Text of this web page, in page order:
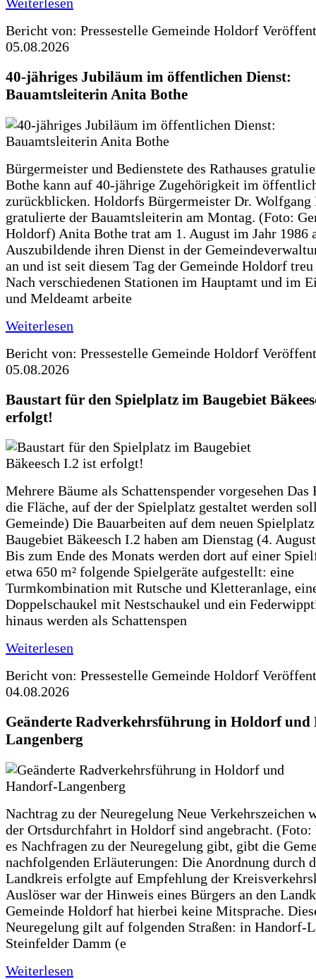
Bericht von: Pressestelle Gemeinde Holdorf
05.08.2026
40-jähriges Jubiläum im öffentlichen Dienst:
Bauamtsleiterin Anita Bothe
Bürgermeister und Bedienstete des Rathauses
Bothe kann auf 40-jährige Zugehörigkeit im
zurückblicken. Holdorfs Bürgermeister Dr. Wolfgang
gratulierte der Bauamtsleiterin am Montag. (Foto:
Holdorf) Anita Bothe trat am 1. August im Jahr 1986
Auszubildende ihren Dienst in der
an und ist seit diesem Tag der Gemeinde Holdorf
Nach verschiedenen Stationen im Hauptamt und im
und Meldeamt arbeite
Weiterlesen
Bericht von: Pressestelle Gemeinde Holdorf
05.08.2026
Baustart für den Spielplatz im Baugebiet
erfolgt!
Mehrere Bäume als Schattenspender vorgesehen Das
die Fläche, auf der der Spielplatz gestaltet werden
Gemeinde) Die Bauarbeiten auf dem neuen
Baugebiet Bäkeesch I.2 haben am Dienstag (4.
Bis zum Ende des Monats werden dort auf einer
etwa 650 m² folgende Spielgeräte aufgestellt: eine
Turmkombination mit Rutsche und Kletteranlage,
Doppelschaukel mit Nestschaukel und ein
hinaus werden als Schattenspen
Weiterlesen
Bericht von: Pressestelle Gemeinde Holdorf
04.08.2026
Geänderte Radverkehrsführung in Holdorf
Langenberg
Nachtrag zu der Neuregelung Neue Verkehrszeichen
der Ortsdurchfahrt in Holdorf sind angebracht.
es Nachfragen zu der Neuregelung gibt, gibt die
nachfolgenden Erläuterungen: Die Anordnung durch
Landkreis erfolgte auf Empfehlung der
Auslöser war der Hinweis eines Bürgers an den
Gemeinde Holdorf hat hierbei keine Mitsprache.
Neuregelung gilt auf folgenden Straßen: in Handorf-
Steinfelder Damm (e
Weiterlesen